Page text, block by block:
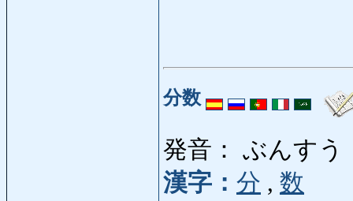
分数
発音： ぶんすう
漢字： 分 , 数